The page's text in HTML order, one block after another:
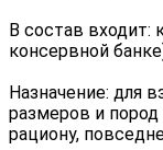
В состав входит:
консервной
Назначение: для
размеров и
рациону,